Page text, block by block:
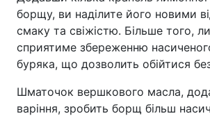
борщу, ви наділите його новими
смаку та свіжістю. Більше того,
сприятиме збереженню
буряка, що дозволить обійтися
Шматочок вершкового масла,
варіння, зробить борщ більш